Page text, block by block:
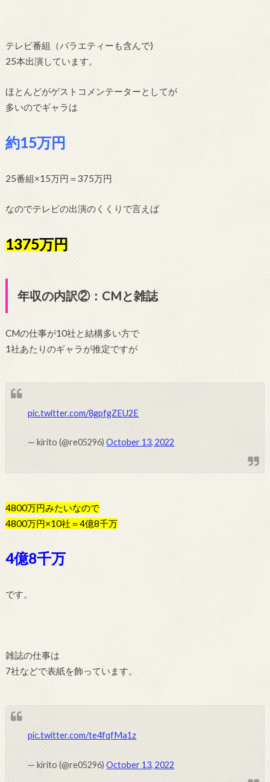
テレビ番組（バラエティーも含んで)
25本出演しています。
ほとんどがゲストコメンテーターとしてが
多いのでギャラは
約15万円
25番組×15万円＝375万円
なのでテレビの出演のくくりで言えば
1375万円
年収の内訳②：CMと雑誌
CMの仕事が10社と結構多い方で
1社あたりのギャラが推定ですが
pic.twitter.com/8gpfgZEU2E
— kirito (@re05296)October 13, 2022
4800万円みたいなので
4800万円×10社＝4億8千万
4億8千万
です。
雑誌の仕事は
7社などで表紙を飾っています。
pic.twitter.com/te4fqfMa1z
— kirito (@re05296)October 13, 2022